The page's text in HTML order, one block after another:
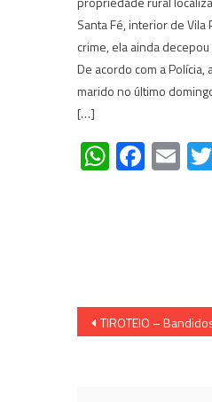
Santa Fé, interior de Vila
crime, ela ainda
De acordo com a Polícia,
marido no último
[…]
Navegação
TIROTEIO – Bandidos sequestram família de funcionário e invadem banco Sicoob no